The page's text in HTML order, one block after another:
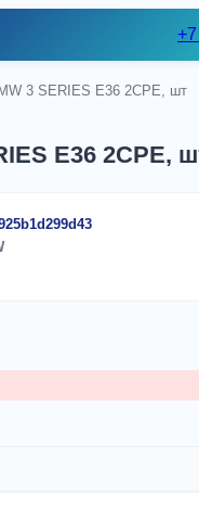
3 SERIES E36 2CPE, шт
E36 2CPE,